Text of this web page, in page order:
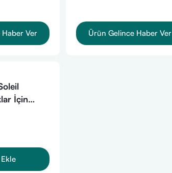
Krem (50
Ver Ürün Gelince Haber Ver
İçin
Güneş